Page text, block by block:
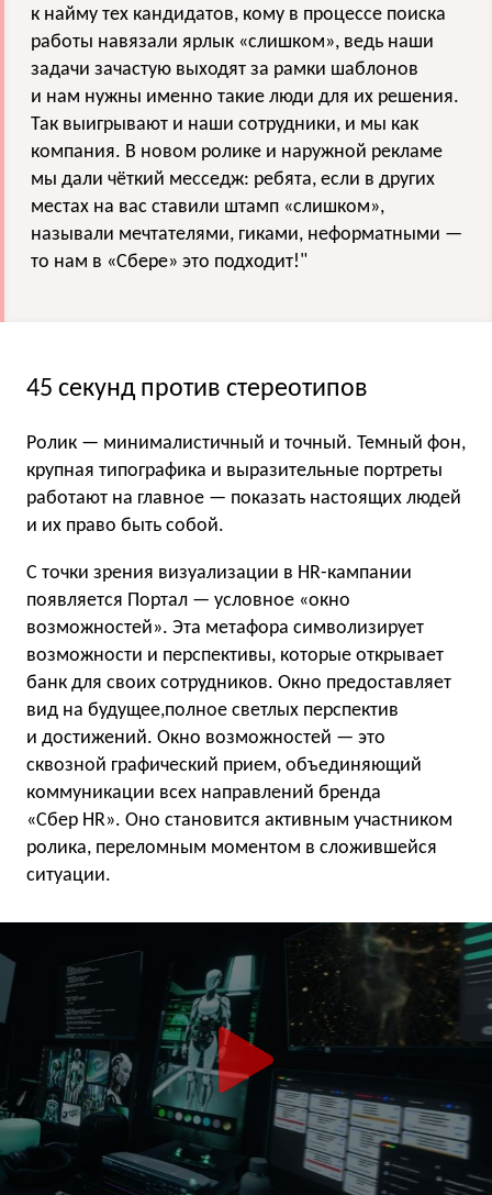
к найму тех кандидатов, кому в процессе поиска
работы навязали ярлык «слишком», ведь наши
задачи зачастую выходят за рамки шаблонов
и нам нужны именно такие люди для их решения.
Так выигрывают и наши сотрудники, и мы как
компания. В новом ролике и наружной рекламе
мы дали чёткий месседж: ребята, если в других
местах на вас ставили штамп «слишком»,
называли мечтателями, гиками, неформатными —
то нам в «Сбере» это подходит!"
45 секунд против стереотипов
Ролик — минималистичный и точный. Темный фон,
крупная типографика и выразительные портреты
работают на главное — показать настоящих людей
и их право быть собой.
С точки зрения визуализации в HR-кампании
появляется Портал — условное «окно
возможностей». Эта метафора символизирует
возможности и перспективы, которые открывает
банк для своих сотрудников. Окно предоставляет
вид на будущее,полное светлых перспектив
и достижений. Окно возможностей — это
сквозной графический прием, объединяющий
коммуникации всех направлений бренда
«Сбер HR». Оно становится активным участником
ролика, переломным моментом в сложившейся
ситуации.